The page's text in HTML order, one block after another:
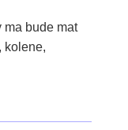
ma bude mat
kolene,